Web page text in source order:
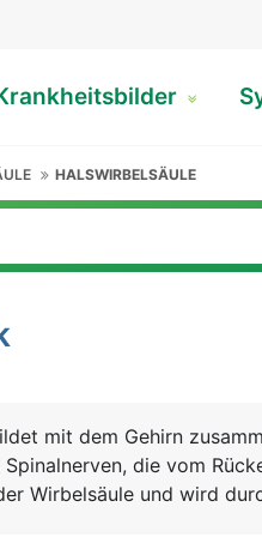
HALSWIRBELSÄULE
mit dem Gehirn
die vom
Wirbelsäule und wird